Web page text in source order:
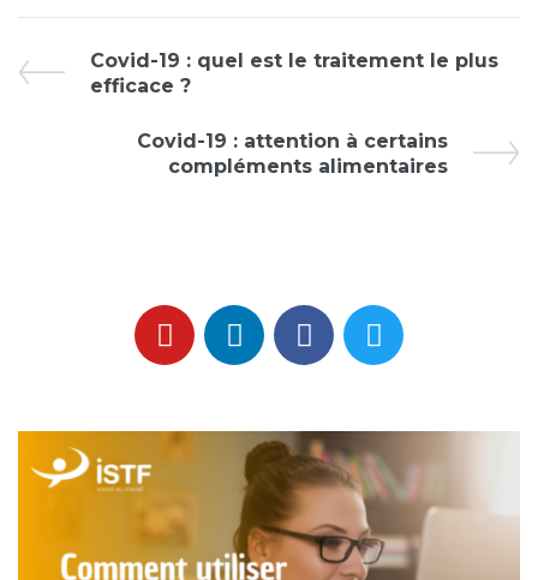
Covid-19 : quel est le traitement le plus
efficace ?
Covid-19 : attention à certains
compléments alimentaires